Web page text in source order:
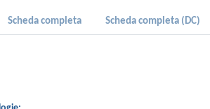
Scheda completa Scheda completa (DC)